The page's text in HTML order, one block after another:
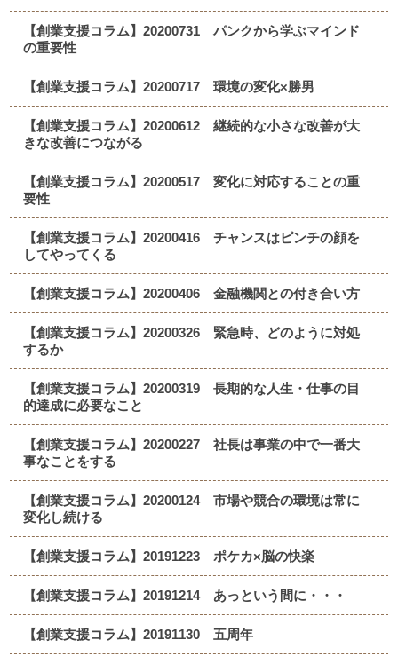
【創業支援コラム】20200731 パンクから学ぶマインド
の重要性
【創業支援コラム】20200717 環境の変化×勝男
【創業支援コラム】20200612 継続的な小さな改善が大
きな改善につながる
【創業支援コラム】20200517 変化に対応することの重
要性
【創業支援コラム】20200416 チャンスはピンチの顔を
してやってくる
【創業支援コラム】20200406 金融機関との付き合い方
【創業支援コラム】20200326 緊急時、どのように対処
するか
【創業支援コラム】20200319 長期的な人生・仕事の目
的達成に必要なこと
【創業支援コラム】20200227 社長は事業の中で一番大
事なことをする
【創業支援コラム】20200124 市場や競合の環境は常に
変化し続ける
【創業支援コラム】20191223 ポケカ×脳の快楽
【創業支援コラム】20191214 あっという間に・・・
【創業支援コラム】20191130 五周年